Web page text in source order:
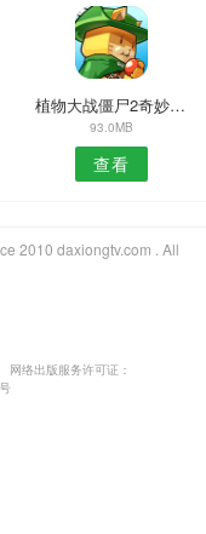
植物大战僵尸2奇妙时空之旅官方版
93.0MB
查看
2010 daxiongtv.com . All
网络出版服务许可证：